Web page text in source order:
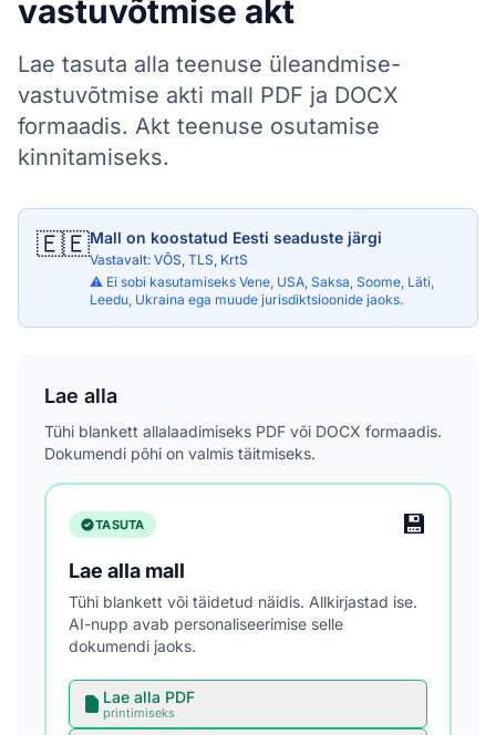
vastuvõtmise akt
Lae tasuta alla teenuse üleandmise-
vastuvõtmise akti mall PDF ja DOCX
formaadis. Akt teenuse osutamise
kinnitamiseks.
🇪🇪Mall on koostatud Eesti seaduste järgi
Vastavalt: VÕS, TLS, KrtS
⚠️ Ei sobi kasutamiseks Vene, USA, Saksa, Soome, Läti,
Leedu, Ukraina ega muude jurisdiktsioonide jaoks.
Lae alla
Tühi blankett allalaadimiseks PDF või DOCX formaadis.
Dokumendi põhi on valmis täitmiseks.
TASUTA 💾
Lae alla mall
Tühi blankett või täidetud näidis. Allkirjastad ise.
AI-nupp avab personaliseerimise selle
dokumendi jaoks.
Lae alla PDF
printimiseks